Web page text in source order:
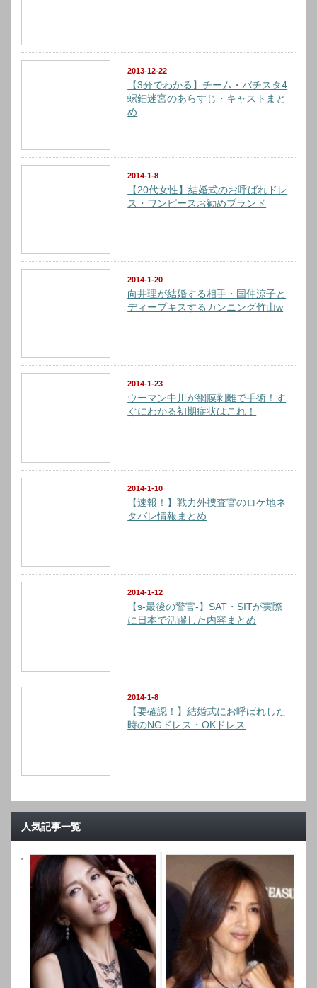
2013-12-22
【3分でわかる】チーム・バチスタ4
螺鈿迷宮のあらすじ・キャストまと
め
2014-1-8
【20代女性】結婚式のお呼ばれドレ
ス・ワンピースお勧めブランド
2014-1-20
向井理が結婚する相手・国仲涼子と
ディープキスするカンニング竹山w
2014-1-23
ウーマン中川が網膜剥離で手術！す
ぐにわかる初期症状はこれ！
2014-1-10
【速報！】戦力外捜査官のロケ地ネ
タバレ情報まとめ
2014-1-12
【s-最後の警官-】SAT・SITが実際
に日本で活躍した内容まとめ
2014-1-8
【要確認！】結婚式にお呼ばれした
時のNGドレス・OKドレス
人気記事一覧